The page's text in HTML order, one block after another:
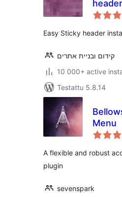
header
Easy Sticky header
קידום ובניית אתרים
10 000+ active
Testattu 5.8.14
Menu
A flexible and robust
plugin
sevenspark